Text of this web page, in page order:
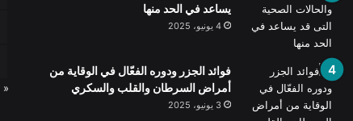
يساعد في الحد منها
4 يونيو، 2025
فوائد الجزر ودوره الفعّال في الوقاية من
أمراض السرطان والقلب والسكري
3 يونيو، 2025
«